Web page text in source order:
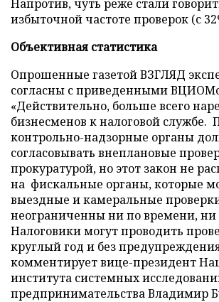
Напротив, чуть реже стали
избыточной частоте проверок (с
Объективная статистика
Опрошенные газетой ВЗГЛЯД
согласны с приведенными
«Действительно, больше всего
бизнесменов к налоговой службе.
контрольно-надзорные органы
согласовывать внеплановые
прокуратурой, но этот закон не
на фискальные органы, которые
выездные и камеральные
неограниченны ни по времени, ни
Налоговики могут проводить
круглый год и без
комментирует вице-президент
института системных
предпринимательства Владимир